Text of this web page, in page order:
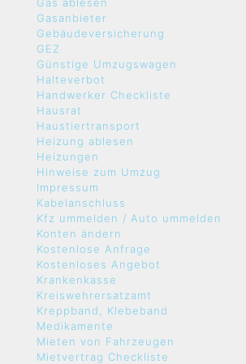
Gasanbieter
Gebäudeversicherung
GEZ
Günstige Umzugswagen
Halteverbot
Handwerker Checkliste
Hausrat
Haustiertransport
Heizung ablesen
Heizungen
Hinweise zum Umzug
Impressum
Kabelanschluss
Kfz ummelden / Auto ummelden
Konten ändern
Kostenlose Anfrage
Kostenloses Angebot
Krankenkasse
Kreiswehrersatzamt
Kreppband, Klebeband
Medikamente
Mieten von Fahrzeugen
Mietvertrag Checkliste